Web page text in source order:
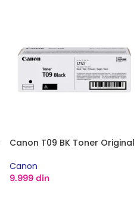
Canon T09 BK Toner Original
Canon
9.999 din